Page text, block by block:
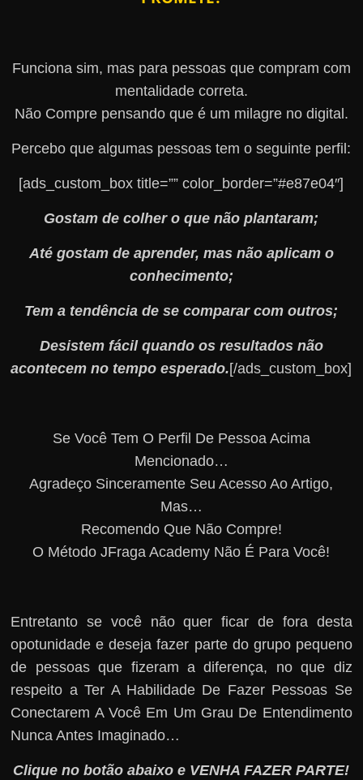
Funciona sim, mas para pessoas que compram com
mentalidade correta.
Não Compre pensando que é um milagre no digital.
Percebo que algumas pessoas tem o seguinte perfil:
[ads_custom_box title=”” color_border=”#e87e04″]
Gostam de colher o que não plantaram;
Até gostam de aprender, mas não aplicam o
conhecimento;
Tem a tendência de se comparar com outros;
Desistem fácil quando os resultados não
acontecem no tempo esperado.[/ads_custom_box]
Se Você Tem O Perfil De Pessoa Acima
Mencionado…
Agradeço Sinceramente Seu Acesso Ao Artigo,
Mas…
Recomendo Que Não Compre!
O Método JFraga Academy Não É Para Você!
Entretanto se você não quer ficar de fora desta
opotunidade e deseja fazer parte do grupo pequeno
de pessoas que fizeram a diferença, no que diz
respeito a Ter A Habilidade De Fazer Pessoas Se
Conectarem A Você Em Um Grau De Entendimento
Nunca Antes Imaginado…
Clique no botão abaixo e VENHA FAZER PARTE!